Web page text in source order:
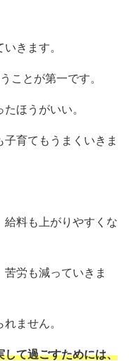
きます。
ことが第一です。
ほうがいい。
育てもうまくいきま
給料も上がりやすくな
労も減っていきま
ません。
して過ごすためには、